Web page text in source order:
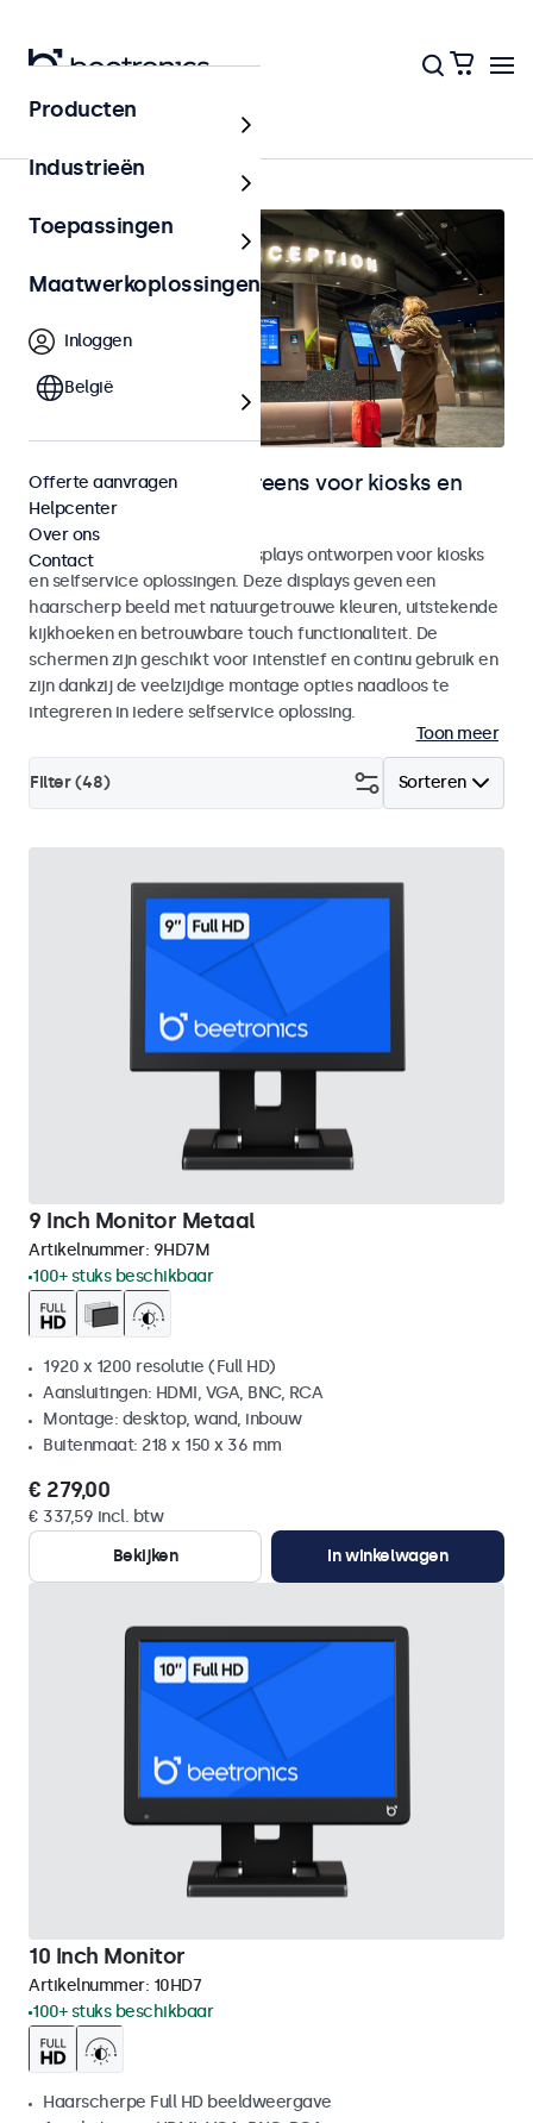
Home
Monitoren en touchscreens voor kiosks en
selfservice
Monitoren en touchscreen displays ontworpen voor kiosks
en selfservice oplossingen. Deze displays geven een
haarscherp beeld met natuurgetrouwe kleuren, uitstekende
kijkhoeken en betrouwbare touch functionaliteit. De
schermen zijn geschikt voor intenstief en continu gebruik en
zijn dankzij de veelzijdige montage opties naadloos te
integreren in iedere selfservice oplossing.
Toon meer
Sorteren
Filter (48)
9 Inch Monitor Metaal
Artikelnummer: 9HD7M
100+ stuks beschikbaar
1920 x 1200 resolutie (Full HD)
Aansluitingen: HDMI, VGA, BNC, RCA
Montage: desktop, wand, inbouw
Buitenmaat: 218 x 150 x 36 mm
€ 279,00
€ 337,59 incl. btw
Bekijken
In winkelwagen
10 Inch Monitor
Artikelnummer: 10HD7
100+ stuks beschikbaar
Haarscherpe Full HD beeldweergave
Producten
Industrieën
Toepassingen
Maatwerkoplossingen
Inloggen
België
Offerte aanvragen
Helpcenter
Over ons
Contact